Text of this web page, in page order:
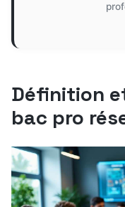
Définition
bac pro